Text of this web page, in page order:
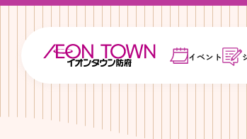
イベント